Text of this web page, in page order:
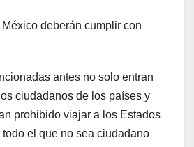
México deberán cumplir con
antes no solo entran
ciudadanos de los países y
prohibido viajar a los Estados
el que no sea ciudadano